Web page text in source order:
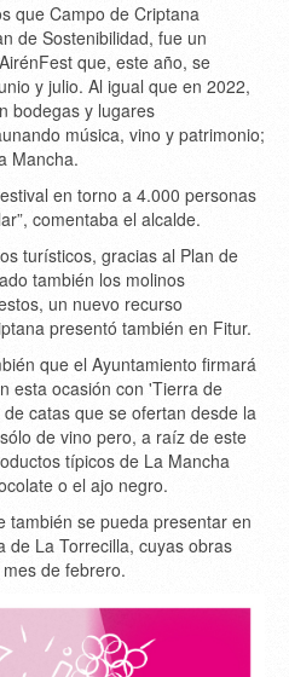
que Campo de Criptana
de Sostenibilidad, fue un
que, este año, se
y julio. Al igual que en 2022,
bodegas y lugares
música, vino y patrimonio;
Mancha.
en torno a 4.000 personas
comentaba el alcalde.
turísticos, gracias al Plan de
también los molinos
un nuevo recurso
presentó también en Fitur.
que el Ayuntamiento firmará
esta ocasión con 'Tierra de
catas que se ofertan desde la
de vino pero, a raíz de este
típicos de La Mancha
o el ajo negro.
también se pueda presentar en
de La Torrecilla, cuyas obras
de febrero.